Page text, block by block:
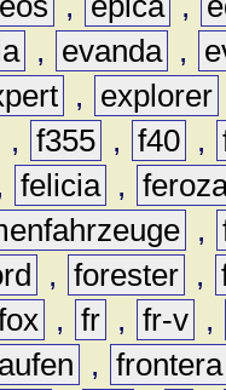
, evanda ,
, explorer
, f355 , f40 ,
felicia ,
,
, forester ,
, fr , fr-v ,
, frontera